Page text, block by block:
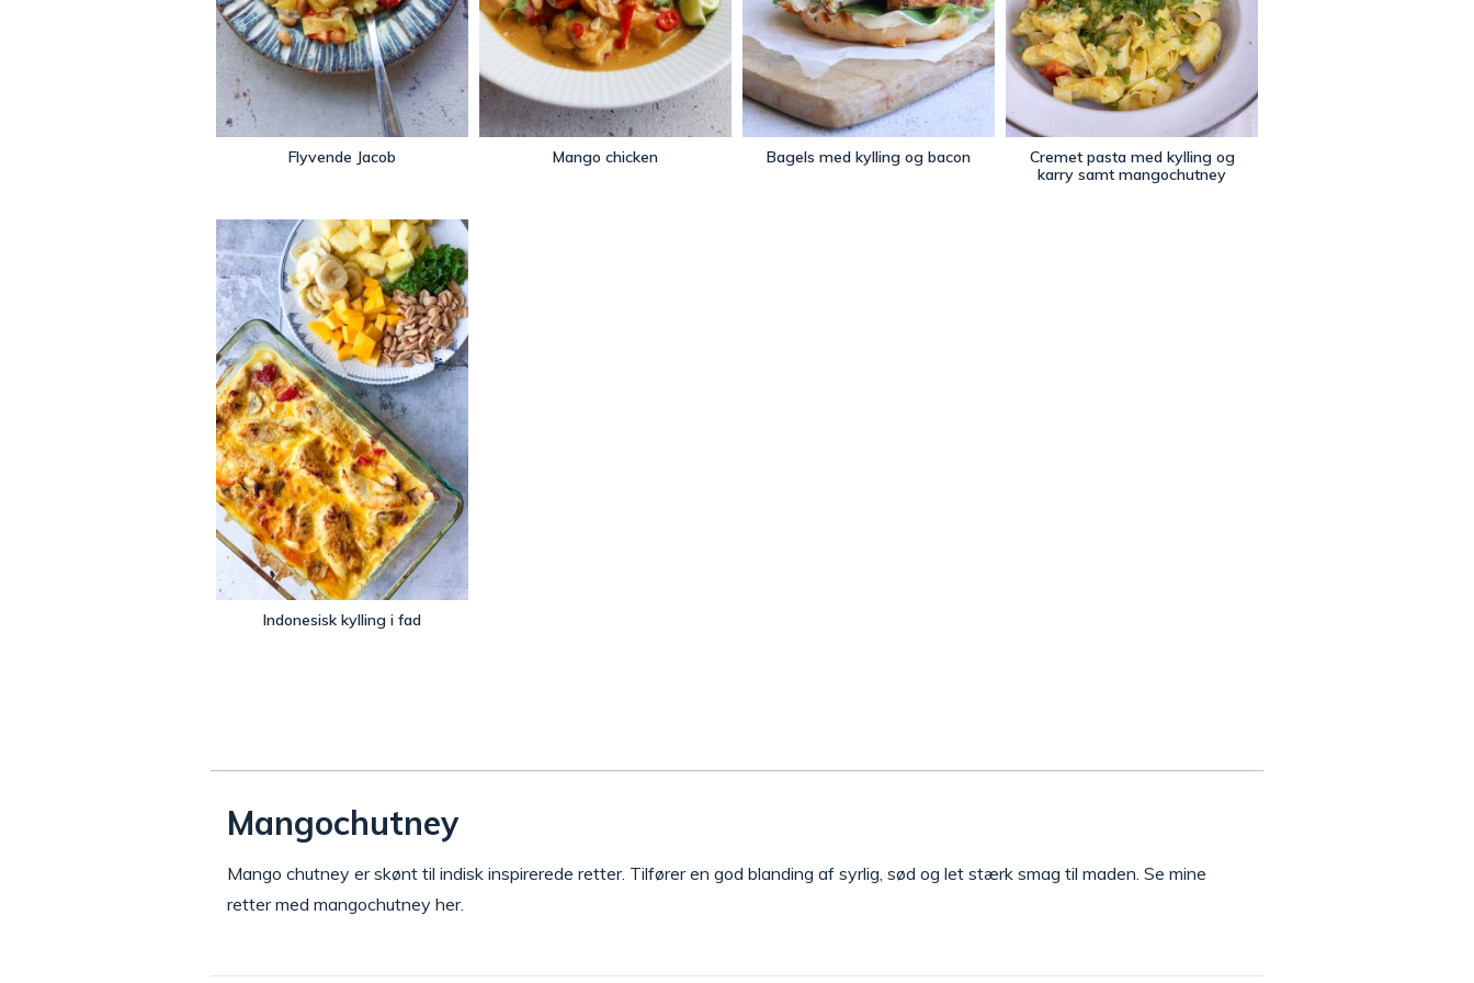
Flyvende Jacob Mango chicken Bagels med kylling og bacon
Cremet pasta med kylling og
karry samt mangochutney
Indonesisk kylling i fad
Mangochutney
Mango chutney er skønt til indisk inspirerede retter. Tilfører en god blanding af syrlig, sød og let stærk smag til maden. Se mine
retter med mangochutney her.